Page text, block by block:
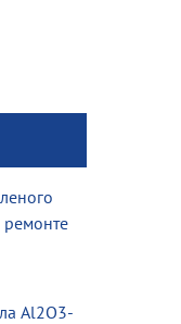
ремонте
Al2O3-